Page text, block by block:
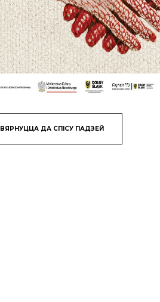
ВЯРНУЦЦА ДА СПІСУ ПАДЗЕЙ